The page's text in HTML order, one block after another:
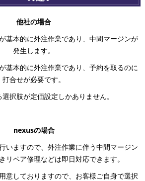
他社の場合
基本的に外注作業であり、中間マージンが
発生します。
基本的に外注作業であり、予約を取るのに
打合せが必要です。
択肢が定価設定しかありません。
nexusの場合
いますので、外注作業に伴う中間マージン
リペア修理などは即日対応できます。
意しておりますので、お客様ご自身で選択